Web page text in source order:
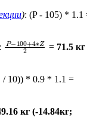
): (P - 105) * 1.1
: P− 100 +4∗ 2
= 71.5 кг
/ 10)) * 0.9 * 1.1 =
кг (-14.84кг;